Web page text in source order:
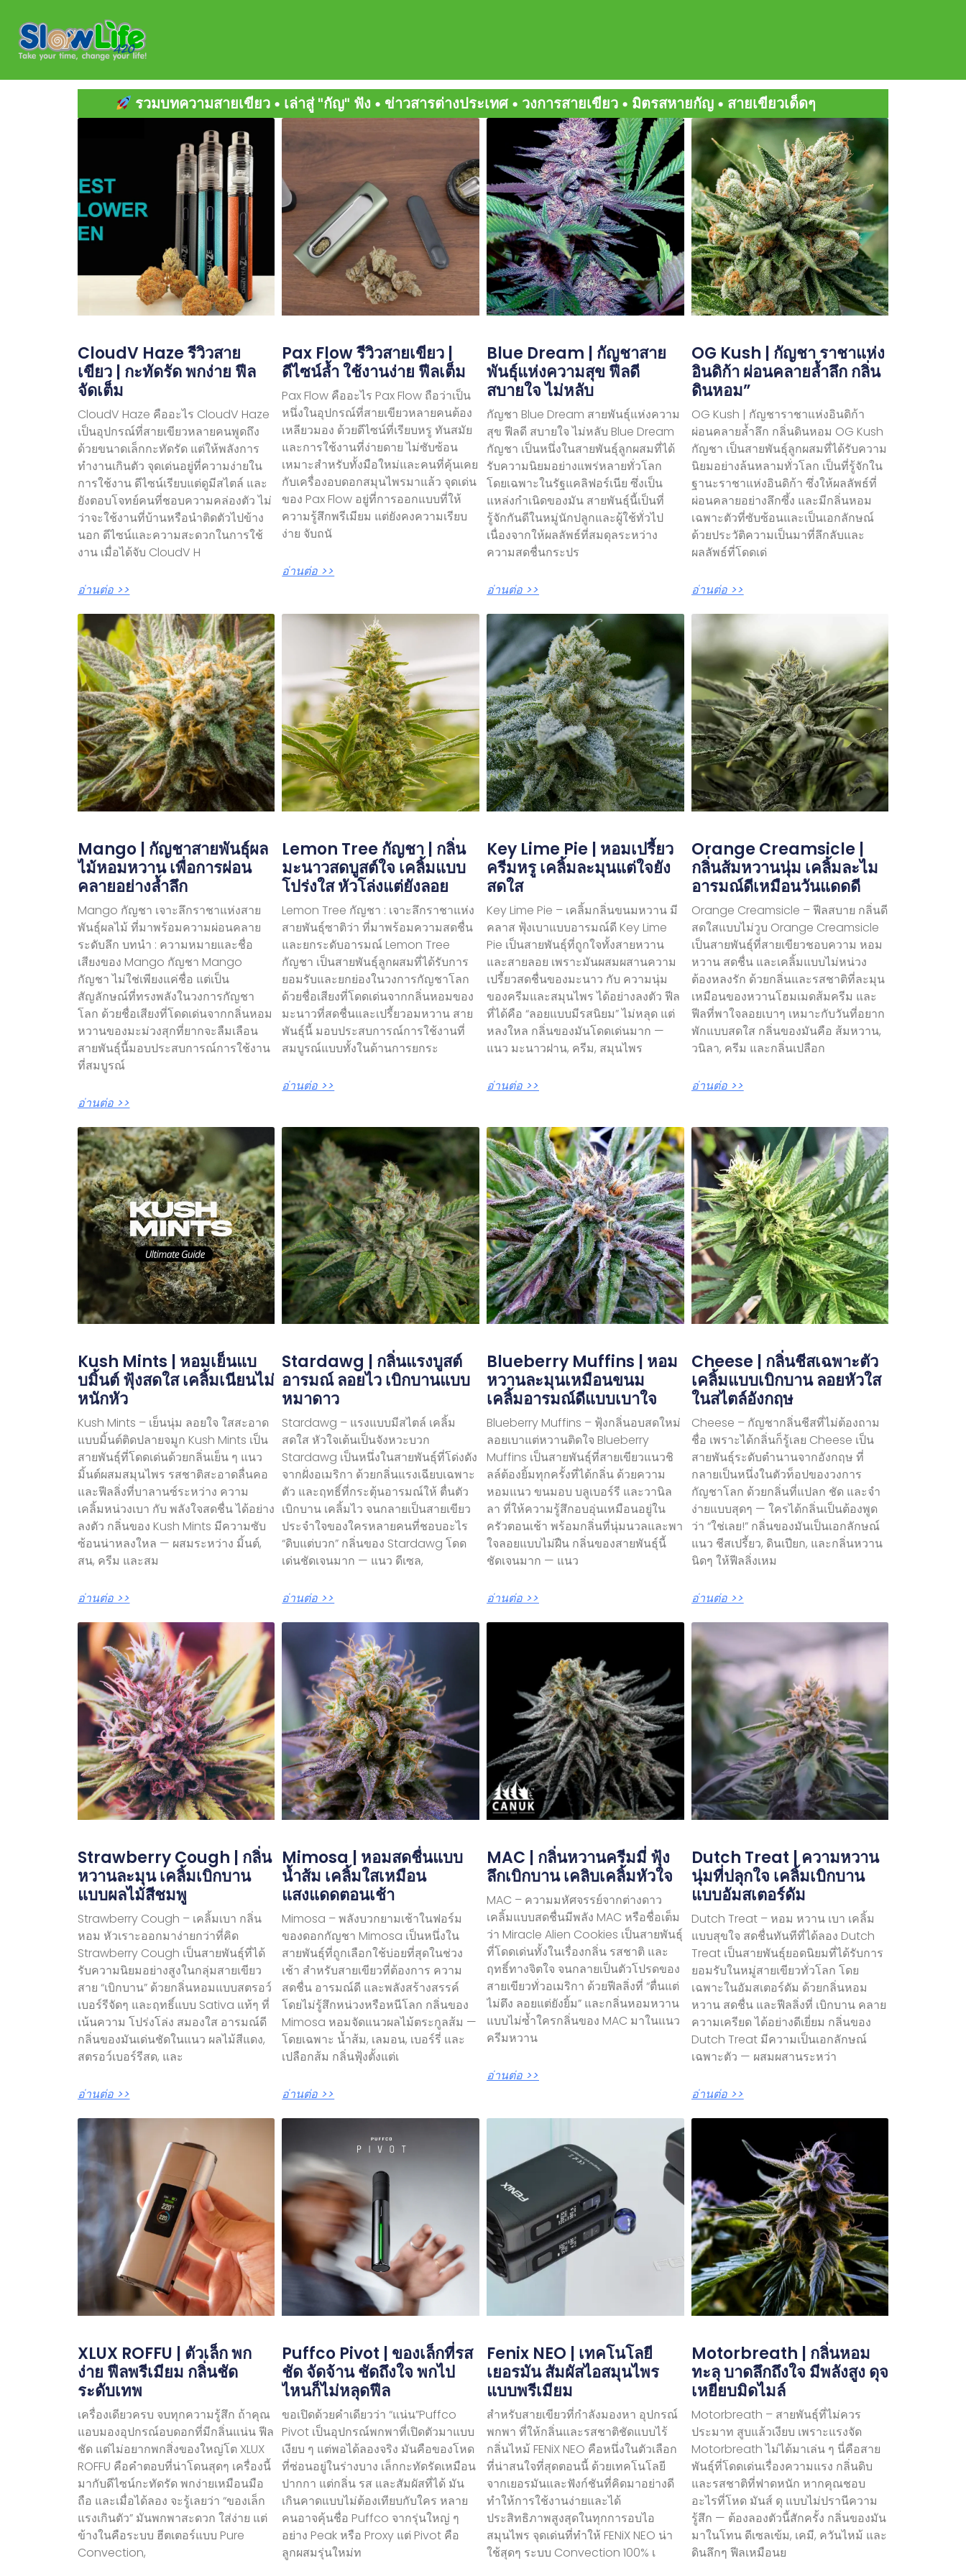
content
วามสายเขียว • เล่าสู่ "กัญ" ฟัง • ข่าวสารต่างประเทศ • วงการสายเขียว • มิตรสหายกัญ • สายเขียวเด็ดๆ
CloudV Haze รีวิวสาย
เขียว | กะทัดรัด พกง่าย ฟีล
จัดเต็ม
CloudV Haze คืออะไร CloudV Haze
เป็นอุปกรณ์ที่สายเขียวหลายคนพูดถึง
ด้วยขนาดเล็กกะทัดรัด แต่ให้พลังการ
ทำงานเกินตัว จุดเด่นอยู่ที่ความง่ายใน
การใช้งาน ดีไซน์เรียบแต่ดูมีสไตล์ และ
ยังตอบโจทย์คนที่ชอบความคล่องตัว ไม่
ว่าจะใช้งานที่บ้านหรือนำติดตัวไปข้าง
นอก ดีไซน์และความสะดวกในการใช้
งาน เมื่อได้จับ CloudV H
อ่านต่อ >>
Pax Flow รีวิวสายเขียว |
ดีไซน์ล้ำ ใช้งานง่าย ฟีลเต็ม
Pax Flow คืออะไร Pax Flow ถือว่าเป็น
หนึ่งในอุปกรณ์ที่สายเขียวหลายคนต้อง
เหลียวมอง ด้วยดีไซน์ที่เรียบหรู ทันสมัย
และการใช้งานที่ง่ายดาย ไม่ซับซ้อน
เหมาะสำหรับทั้งมือใหม่และคนที่คุ้นเคย
กับเครื่องอบดอกสมุนไพรมาแล้ว จุดเด่น
ของ Pax Flow อยู่ที่การออกแบบที่ให้
ความรู้สึกพรีเมียม แต่ยังคงความเรียบ
ง่าย จับถนั
อ่านต่อ >>
Blue Dream | กัญชาสาย
พันธุ์แห่งความสุข ฟีลดี
สบายใจ ไม่หลับ
กัญชา Blue Dream สายพันธุ์แห่งความ
สุข ฟีลดี สบายใจ ไม่หลับ Blue Dream
กัญชา เป็นหนึ่งในสายพันธุ์ลูกผสมที่ได้
รับความนิยมอย่างแพร่หลายทั่วโลก
โดยเฉพาะในรัฐแคลิฟอร์เนีย ซึ่งเป็น
แหล่งกำเนิดของมัน สายพันธุ์นี้เป็นที่
รู้จักกันดีในหมู่นักปลูกและผู้ใช้ทั่วไป
เนื่องจากให้ผลลัพธ์ที่สมดุลระหว่าง
ความสดชื่นกระปร
อ่านต่อ >>
OG Kush | กัญชา ราชาแห่ง
อินดิก้า ผ่อนคลายล้ำลึก กลิ่น
ดินหอม”
OG Kush | กัญชาราชาแห่งอินดิก้า
ผ่อนคลายล้ำลึก กลิ่นดินหอม OG Kush
กัญชา เป็นสายพันธุ์ลูกผสมที่ได้รับความ
นิยมอย่างล้นหลามทั่วโลก เป็นที่รู้จักใน
ฐานะราชาแห่งอินดิก้า ซึ่งให้ผลลัพธ์ที่
ผ่อนคลายอย่างลึกซึ้ง และมีกลิ่นหอม
เฉพาะตัวที่ซับซ้อนและเป็นเอกลักษณ์
ด้วยประวัติความเป็นมาที่ลึกลับและ
ผลลัพธ์ที่โดดเด่
อ่านต่อ >>
Mango | กัญชาสายพันธุ์ผล
ไม้หอมหวาน เพื่อการผ่อน
คลายอย่างล้ำลึก
Mango กัญชา เจาะลึกราชาแห่งสาย
พันธุ์ผลไม้ ที่มาพร้อมความผ่อนคลาย
ระดับลึก บทนำ : ความหมายและชื่อ
เสียงของ Mango กัญชา Mango
กัญชา ไม่ใช่เพียงแค่ชื่อ แต่เป็น
สัญลักษณ์ที่ทรงพลังในวงการกัญชา
โลก ด้วยชื่อเสียงที่โดดเด่นจากกลิ่นหอม
หวานของมะม่วงสุกที่ยากจะลืมเลือน
สายพันธุ์นี้มอบประสบการณ์การใช้งาน
ที่สมบูรณ์
อ่านต่อ >>
Lemon Tree กัญชา | กลิ่น
มะนาวสดบูสต์ใจ เคลิ้มแบบ
โปร่งใส หัวโล่งแต่ยังลอย
Lemon Tree กัญชา : เจาะลึกราชาแห่ง
สายพันธุ์ซาติว่า ที่มาพร้อมความสดชื่น
และยกระดับอารมณ์ Lemon Tree
กัญชา เป็นสายพันธุ์ลูกผสมที่ได้รับการ
ยอมรับและยกย่องในวงการกัญชาโลก
ด้วยชื่อเสียงที่โดดเด่นจากกลิ่นหอมของ
มะนาวที่สดชื่นและเปรี้ยวอมหวาน สาย
พันธุ์นี้ มอบประสบการณ์การใช้งานที่
สมบูรณ์แบบทั้งในด้านการยกระ
อ่านต่อ >>
Key Lime Pie | หอมเปรี้ยว
ครีมหรู เคลิ้มละมุนแต่ใจยัง
สดใส
Key Lime Pie – เคลิ้มกลิ่นขนมหวาน มี
คลาส ฟุ้งเบาแบบอารมณ์ดี Key Lime
Pie เป็นสายพันธุ์ที่ถูกใจทั้งสายหวาน
และสายลอย เพราะมันผสมผสานความ
เปรี้ยวสดชื่นของมะนาว กับ ความนุ่ม
ของครีมและสมุนไพร ได้อย่างลงตัว ฟีล
ที่ได้คือ “ลอยแบบมีรสนิยม” ไม่หลุด แต่
หลงใหล กลิ่นของมันโดดเด่นมาก —
แนว มะนาวฝาน, ครีม, สมุนไพร
อ่านต่อ >>
Orange Creamsicle |
กลิ่นส้มหวานนุ่ม เคลิ้มละไม
อารมณ์ดีเหมือนวันแดดดี
Orange Creamsicle – ฟีลสบาย กลิ่นดี
สดใสแบบไม่วูบ Orange Creamsicle
เป็นสายพันธุ์ที่สายเขียวชอบความ หอม
หวาน สดชื่น และเคลิ้มแบบไม่หน่วง
ต้องหลงรัก ด้วยกลิ่นและรสชาติที่ละมุน
เหมือนของหวานโฮมเมดส้มครีม และ
ฟีลที่พาใจลอยเบาๆ เหมาะกับวันที่อยาก
พักแบบสดใส กลิ่นของมันคือ ส้มหวาน,
วนิลา, ครีม และกลิ่นเปลือก
อ่านต่อ >>
Kush Mints | หอมเย็นแบ
บมิ้นต์ ฟุ้งสดใส เคลิ้มเนียนไม่
หนักหัว
Kush Mints – เย็นนุ่ม ลอยใจ ใสสะอาด
แบบมิ้นต์ติดปลายจมูก Kush Mints เป็น
สายพันธุ์ที่โดดเด่นด้วยกลิ่นเย็น ๆ แนว
มิ้นต์ผสมสมุนไพร รสชาติสะอาดลื่นคอ
และฟีลลิ่งที่บาลานซ์ระหว่าง ความ
เคลิ้มหน่วงเบา กับ พลังใจสดชื่น ได้อย่าง
ลงตัว กลิ่นของ Kush Mints มีความซับ
ซ้อนน่าหลงใหล — ผสมระหว่าง มิ้นต์,
สน, ครีม และสม
อ่านต่อ >>
Stardawg | กลิ่นแรงบูสต์
อารมณ์ ลอยไว เบิกบานแบบ
หมาดาว
Stardawg – แรงแบบมีสไตล์ เคลิ้ม
สดใส หัวใจเต้นเป็นจังหวะบวก
Stardawg เป็นหนึ่งในสายพันธุ์ที่โด่งดัง
จากฝั่งอเมริกา ด้วยกลิ่นแรงเฉียบเฉพาะ
ตัว และฤทธิ์ที่กระตุ้นอารมณ์ให้ ตื่นตัว
เบิกบาน เคลิ้มไว จนกลายเป็นสายเขียว
ประจำใจของใครหลายคนที่ชอบอะไร
“ดิบแต่บวก” กลิ่นของ Stardawg โดด
เด่นชัดเจนมาก — แนว ดีเซล,
อ่านต่อ >>
Blueberry Muffins | หอม
หวานละมุนเหมือนขนม
เคลิ้มอารมณ์ดีแบบเบาใจ
Blueberry Muffins – ฟุ้งกลิ่นอบสดใหม่
ลอยเบาแต่หวานติดใจ Blueberry
Muffins เป็นสายพันธุ์ที่สายเขียวแนวชิ
ลล์ต้องยิ้มทุกครั้งที่ได้กลิ่น ด้วยความ
หอมแนว ขนมอบ บลูเบอร์รี และวานิล
ลา ที่ให้ความรู้สึกอบอุ่นเหมือนอยู่ใน
ครัวตอนเช้า พร้อมกลิ่นที่นุ่มนวลและพา
ใจลอยแบบไม่ฝืน กลิ่นของสายพันธุ์นี้
ชัดเจนมาก — แนว
อ่านต่อ >>
Cheese | กลิ่นชีสเฉพาะตัว
เคลิ้มแบบเบิกบาน ลอยหัวใส
ในสไตล์อังกฤษ
Cheese – กัญชากลิ่นชีสที่ไม่ต้องถาม
ชื่อ เพราะได้กลิ่นก็รู้เลย Cheese เป็น
สายพันธุ์ระดับตำนานจากอังกฤษ ที่
กลายเป็นหนึ่งในตัวท็อปของวงการ
กัญชาโลก ด้วยกลิ่นที่แปลก ชัด และจำ
ง่ายแบบสุดๆ — ใครได้กลิ่นเป็นต้องพูด
ว่า “ใช่เลย!” กลิ่นของมันเป็นเอกลักษณ์
แนว ชีสเปรี้ยว, ดินเปียก, และกลิ่นหวาน
นิดๆ ให้ฟีลลิ่งเหม
อ่านต่อ >>
Strawberry Cough | กลิ่น
หวานละมุน เคลิ้มเบิกบาน
แบบผลไม้สีชมพู
Strawberry Cough – เคลิ้มเบา กลิ่น
หอม หัวเราะออกมาง่ายกว่าที่คิด
Strawberry Cough เป็นสายพันธุ์ที่ได้
รับความนิยมอย่างสูงในกลุ่มสายเขียว
สาย “เบิกบาน” ด้วยกลิ่นหอมแบบสตรอว์
เบอร์รีจัดๆ และฤทธิ์แบบ Sativa แท้ๆ ที่
เน้นความ โปร่งโล่ง สมองใส อารมณ์ดี
กลิ่นของมันเด่นชัดในแนว ผลไม้สีแดง,
สตรอว์เบอร์รีสด, และ
อ่านต่อ >>
Mimosa | หอมสดชื่นแบบ
น้ำส้ม เคลิ้มใสเหมือน
แสงแดดตอนเช้า
Mimosa – พลังบวกยามเช้าในฟอร์ม
ของดอกกัญชา Mimosa เป็นหนึ่งใน
สายพันธุ์ที่ถูกเลือกใช้บ่อยที่สุดในช่วง
เช้า สำหรับสายเขียวที่ต้องการ ความ
สดชื่น อารมณ์ดี และพลังสร้างสรรค์
โดยไม่รู้สึกหน่วงหรือหนีโลก กลิ่นของ
Mimosa หอมจัดแนวผลไม้ตระกูลส้ม —
โดยเฉพาะ น้ำส้ม, เลมอน, เบอร์รี่ และ
เปลือกส้ม กลิ่นฟุ้งตั้งแต่เ
อ่านต่อ >>
MAC | กลิ่นหวานครีมมี่ ฟุ้ง
ลึกเบิกบาน เคลิบเคลิ้มหัวใจ
MAC – ความมหัศจรรย์จากต่างดาว
เคลิ้มแบบสดชื่นมีพลัง MAC หรือชื่อเต็ม
ว่า Miracle Alien Cookies เป็นสายพันธุ์
ที่โดดเด่นทั้งในเรื่องกลิ่น รสชาติ และ
ฤทธิ์ทางจิตใจ จนกลายเป็นตัวโปรดของ
สายเขียวทั่วอเมริกา ด้วยฟีลลิ่งที่ “ตื่นแต่
ไม่ตึง ลอยแต่ยังยิ้ม” และกลิ่นหอมหวาน
แบบไม่ซ้ำใครกลิ่นของ MAC มาในแนว
ครีมหวาน
อ่านต่อ >>
Dutch Treat | ความหวาน
นุ่มที่ปลุกใจ เคลิ้มเบิกบาน
แบบอัมสเตอร์ดัม
Dutch Treat – หอม หวาน เบา เคลิ้ม
แบบสุขใจ สดชื่นทันทีที่ได้ลอง Dutch
Treat เป็นสายพันธุ์ยอดนิยมที่ได้รับการ
ยอมรับในหมู่สายเขียวทั่วโลก โดย
เฉพาะในอัมสเตอร์ดัม ด้วยกลิ่นหอม
หวาน สดชื่น และฟีลลิ่งที่ เบิกบาน คลาย
ความเครียด ได้อย่างดีเยี่ยม กลิ่นของ
Dutch Treat มีความเป็นเอกลักษณ์
เฉพาะตัว — ผสมผสานระหว่า
อ่านต่อ >>
XLUX ROFFU | ตัวเล็ก พก
ง่าย ฟีลพรีเมียม กลิ่นชัด
ระดับเทพ
เครื่องเดียวครบ จบทุกความรู้สึก ถ้าคุณ
แอบมองอุปกรณ์อบดอกที่มีกลิ่นแน่น ฟีล
ชัด แต่ไม่อยากพกสิ่งของใหญ่โต XLUX
ROFFU คือคำตอบที่น่าโดนสุดๆ เครื่องนี้
มากับดีไซน์กะทัดรัด พกง่ายเหมือนมือ
ถือ และเมื่อได้ลอง จะรู้เลยว่า “ของเล็ก
แรงเกินตัว” มันพกพาสะดวก ใส่ง่าย แต่
ข้างในคือระบบ ฮีตเตอร์แบบ Pure
Convection,
Puffco Pivot | ของเล็กที่รส
ชัด จัดจ้าน ชัดถึงใจ พกไป
ไหนก็ไม่หลุดฟีล
ขอเปิดด้วยคำเดียวว่า “แน่น”Puffco
Pivot เป็นอุปกรณ์พกพาที่เปิดตัวมาแบบ
เงียบ ๆ แต่พอได้ลองจริง มันคือของโหด
ที่ซ่อนอยู่ในร่างบาง เล็กกะทัดรัดเหมือน
ปากกา แต่กลิ่น รส และสัมผัสที่ได้ มัน
เกินคาดแบบไม่ต้องเทียบกับใคร หลาย
คนอาจคุ้นชื่อ Puffco จากรุ่นใหญ่ ๆ
อย่าง Peak หรือ Proxy แต่ Pivot คือ
ลูกผสมรุ่นใหม่ท
Fenix ​​​​NEO | เทคโนโลยี
เยอรมัน สัมผัสไอสมุนไพร
แบบพรีเมียม
สำหรับสายเขียวที่กำลังมองหา อุปกรณ์
พกพา ที่ให้กลิ่นและรสชาติชัดแบบไร้
กลิ่นไหม้ FENiX NEO คือหนึ่งในตัวเลือก
ที่น่าสนใจที่สุดตอนนี้ ด้วยเทคโนโลยี
จากเยอรมันและฟังก์ชันที่คิดมาอย่างดี
ทำให้การใช้งานง่ายและได้
ประสิทธิภาพสูงสุดในทุกการอบไอ
สมุนไพร จุดเด่นที่ทำให้ FENiX NEO น่า
ใช้สุดๆ ระบบ Convection 100% เ
Motorbreath | กลิ่นหอม
ทะลุ บาดลึกถึงใจ มีพลังสูง ดุจ
เหยียบมิดไมล์
Motorbreath – สายพันธุ์ที่ไม่ควร
ประมาท สูบแล้วเงียบ เพราะแรงจัด
Motorbreath ไม่ได้มาเล่น ๆ นี่คือสาย
พันธุ์ที่โดดเด่นเรื่องความแรง กลิ่นดิบ
และรสชาติที่ฟาดหนัก หากคุณชอบ
อะไรที่โหด มันส์ ดุ แบบไม่ปรานีความ
รู้สึก — ต้องลองตัวนี้สักครั้ง กลิ่นของมัน
มาในโทน ดีเซลเข้ม, เคมี, ควันไหม้ และ
ดินลึกๆ ฟีลเหมือนย
Page
PagePagePage
Page